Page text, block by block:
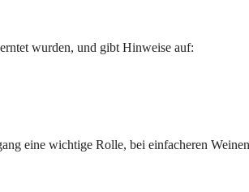
wurden, und gibt Hinweise auf:
eine wichtige Rolle, bei einfacheren